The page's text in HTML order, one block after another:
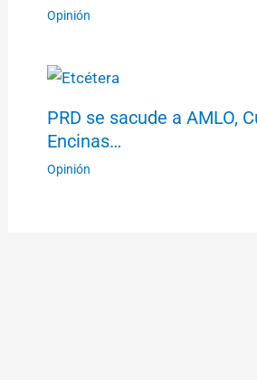
Opinión
PRD se sacude a AMLO,
Encinas…
Opinión